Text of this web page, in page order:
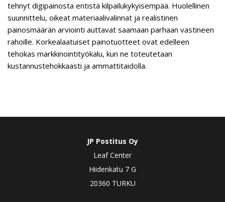
tehnyt digipainosta entistä kilpailukykyisempää. Huolellinen
suunnittelu, oikeat materiaalivalinnat ja realistinen
painosmäärän arviointi auttavat saamaan parhaan vastineen
rahoille. Korkealaatuiset painotuotteet ovat edelleen
tehokas markkinointityökalu, kun ne toteutetaan
kustannustehokkaasti ja ammattitaidolla.
JP Postitus Oy
Leaf Center
Hiidenkatu 7 G
20360 TURKU